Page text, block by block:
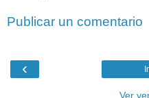
Publicar un comentario
‹
Ver